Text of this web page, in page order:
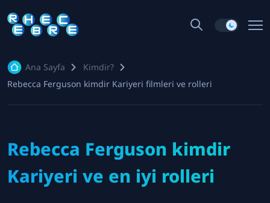
Ana Sayfa
Kimdir?
Rebecca Ferguson kimdir Kariyeri filmleri ve rolleri
Rebecca Ferguson kimdir
Kariyeri ve en iyi rolleri